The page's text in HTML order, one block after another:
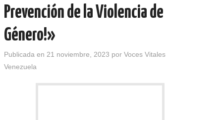
Prevención de la Violencia de
Género!»
Publicada en 21 noviembre, 2023 por Voces Vitales
Venezuela